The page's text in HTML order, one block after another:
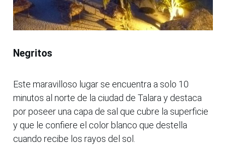
Negritos
Este maravilloso lugar se encuentra a solo 10
minutos al norte de la ciudad de Talara y destaca
por poseer una capa de sal que cubre la superficie
y que le confiere el color blanco que destella
cuando recibe los rayos del sol.